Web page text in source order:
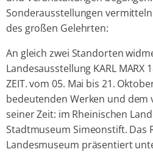
Sonderausstellungen
des großen Gelehrten:
An gleich zwei Standorten
Landesausstellung KARL MARX
ZEIT. vom 05. Mai bis 21.
bedeutenden Werken und dem
seiner Zeit: im Rheinischen
Stadtmuseum Simeonstift. Das
Landesmuseum präsentiert